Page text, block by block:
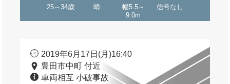
25～34歳 晴
幅5.5～
9.0m
信号なし
2019年6月17日(月)16:40
豊田市中町 付近
車両相互 小破事故